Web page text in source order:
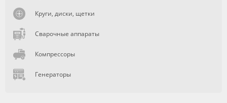
Круги, диски, щетки
Сварочные аппараты
Компрессоры
Генераторы